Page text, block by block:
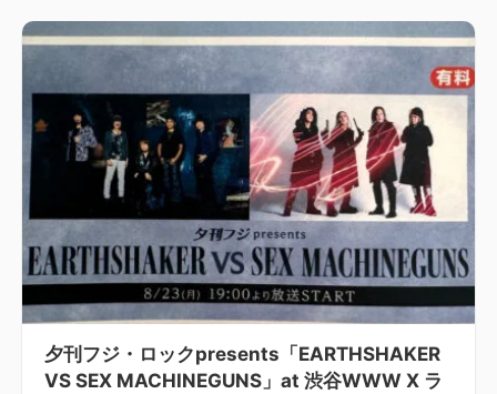
夕刊フジ・ロックpresents「EARTHSHAKER
VS SEX MACHINEGUNS」at 渋谷WWW X ラ